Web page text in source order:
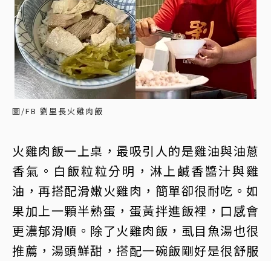
圖/FB 劉里長火雞肉飯
火雞肉飯一上桌，最吸引人的是雞油與油蔥
香氣。白飯粒粒分明，淋上鹹香醬汁與雞
油，再搭配滑嫩火雞肉，簡單卻很耐吃。如
果加上一顆半熟蛋，蛋黃拌進飯裡，口感會
更濃郁滑順。除了火雞肉飯，虱目魚湯也很
推薦，湯頭鮮甜，搭配一碗飯剛好是很舒服